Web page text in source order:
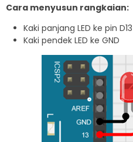
Cara menyusun rangkaian:
Kaki panjang LED ke pin D13
Kaki pendek LED ke GND